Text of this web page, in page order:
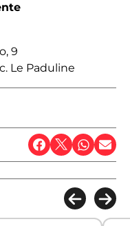
9
Le Paduline